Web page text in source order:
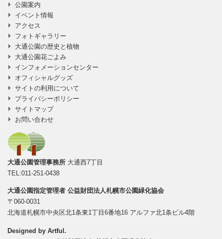
公園案内
イベント情報
アクセス
フォトギャラリー
大通公園の歴史と植物
大通公園花ごよみ
インフォメーションセンター
オフィシャルグッズ
サイトの利用について
プライバシーポリシー
サイトマップ
お問い合わせ
大通公園管理事務所 大通西7丁目
TEL:011-251-0438
大通公園指定管理者 公益財団法人札幌市公園緑化協会
〒060-0031
北海道札幌市中央区北1条東1丁目6番地16 アルファ北1条ビル4階
Designed by Artful .